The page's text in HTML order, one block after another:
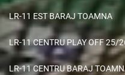
LR-11 EST BARAJ TOAMNA
LR-11 CENTRU PLAY OFF 25/
LR-11 CENTRU BARAJ